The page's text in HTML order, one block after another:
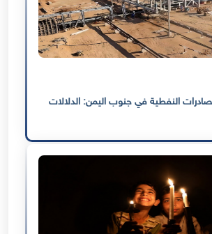
النفطية في جنوب اليمن: الدلالات